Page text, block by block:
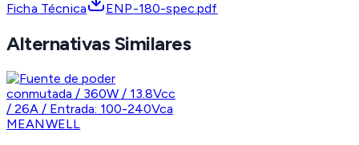
Ficha Técnica ENP-180-spec.pdf
Alternativas Similares
MEANWELL